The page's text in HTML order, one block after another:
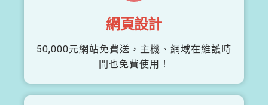
網頁設計
50,000元網站免費送，主機、網域在維護時
間也免費使用！